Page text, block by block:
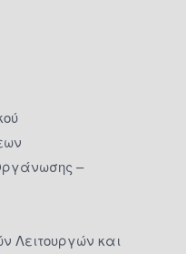
–
Λειτουργών και